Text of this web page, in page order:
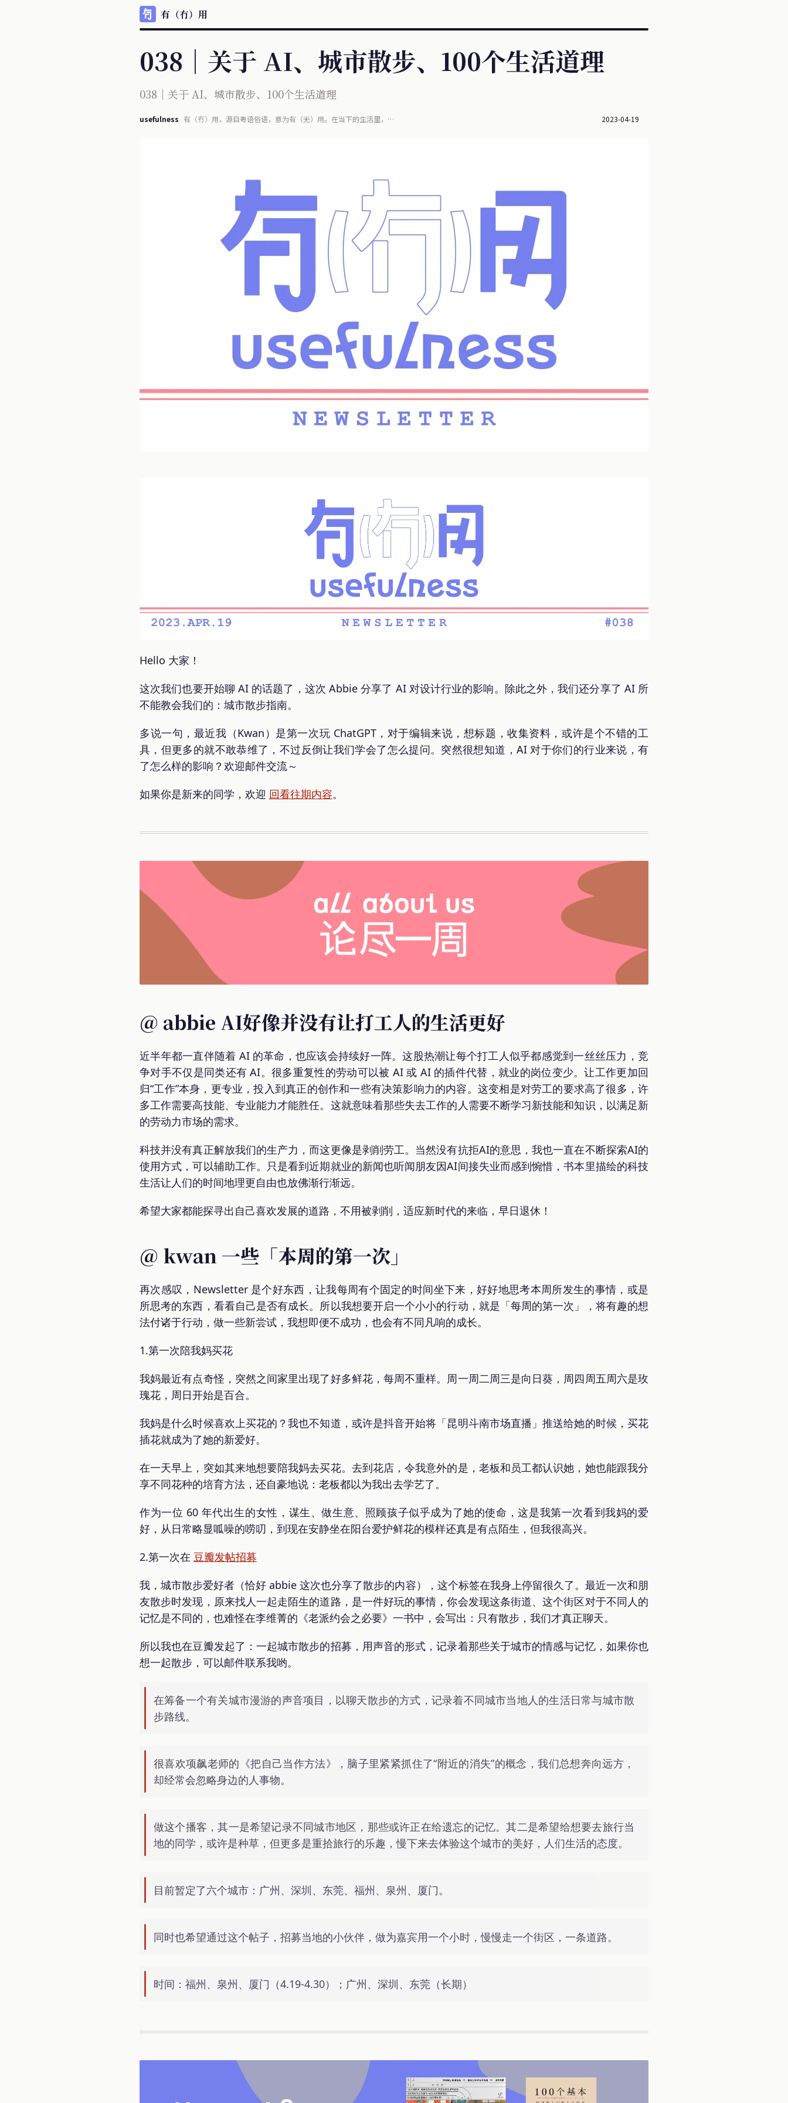
有（冇）用
038｜关于 AI、城市散步、100个生活道理
038｜关于 AI、城市散步、100个生活道理
usefulness 有（冇）用，源自粤语俗语，意为有（无）用。在当下的生活里，
2023-04-19
Hello 大家！
这次我们也要开始聊 AI 的话题了，这次 Abbie 分享了 AI 对设计行业的影响。除此之外，我们还分享了 AI 所
不能教会我们的：城市散步指南。
多说一句，最近我（Kwan）是第一次玩 ChatGPT，对于编辑来说，想标题，收集资料，或许是个不错的工
具，但更多的就不敢恭维了，不过反倒让我们学会了怎么提问。突然很想知道，AI 对于你们的行业来说，有
了怎么样的影响？欢迎邮件交流～
如果你是新来的同学，欢迎 回看往期内容。
@ abbie AI好像并没有让打工人的生活更好
近半年都一直伴随着 AI 的革命，也应该会持续好一阵。这股热潮让每个打工人似乎都感觉到一丝丝压力，竞
争对手不仅是同类还有 AI。很多重复性的劳动可以被 AI 或 AI 的插件代替，就业的岗位变少。让工作更加回
归“工作”本身，更专业，投入到真正的创作和一些有决策影响力的内容。这变相是对劳工的要求高了很多，许
多工作需要高技能、专业能力才能胜任。这就意味着那些失去工作的人需要不断学习新技能和知识，以满足新
的劳动力市场的需求。
科技并没有真正解放我们的生产力，而这更像是剥削劳工。当然没有抗拒AI的意思，我也一直在不断探索AI的
使用方式，可以辅助工作。只是看到近期就业的新闻也听闻朋友因AI间接失业而感到惋惜，书本里描绘的科技
生活让人们的时间地理更自由也放佛渐行渐远。
希望大家都能探寻出自己喜欢发展的道路，不用被剥削，适应新时代的来临，早日退休！
@ kwan 一些「本周的第一次」
再次感叹，Newsletter 是个好东西，让我每周有个固定的时间坐下来，好好地思考本周所发生的事情，或是
所思考的东西，看看自己是否有成长。所以我想要开启一个小小的行动，就是「每周的第一次」，将有趣的想
法付诸于行动，做一些新尝试，我想即便不成功，也会有不同凡响的成长。
1.第一次陪我妈买花
我妈最近有点奇怪，突然之间家里出现了好多鲜花，每周不重样。周一周二周三是向日葵，周四周五周六是玫
瑰花，周日开始是百合。
我妈是什么时候喜欢上买花的？我也不知道，或许是抖音开始将「昆明斗南市场直播」推送给她的时候，买花
插花就成为了她的新爱好。
在一天早上，突如其来地想要陪我妈去买花。去到花店，令我意外的是，老板和员工都认识她，她也能跟我分
享不同花种的培育方法，还自豪地说：老板都以为我出去学艺了。
作为一位 60 年代出生的女性，谋生、做生意、照顾孩子似乎成为了她的使命，这是我第一次看到我妈的爱
好，从日常略显呱噪的唠叨，到现在安静坐在阳台爱护鲜花的模样还真是有点陌生，但我很高兴。
2.第一次在 豆瓣发帖招募
我，城市散步爱好者（恰好 abbie 这次也分享了散步的内容），这个标签在我身上停留很久了。最近一次和朋
友散步时发现，原来找人一起走陌生的道路，是一件好玩的事情，你会发现这条街道、这个街区对于不同人的
记忆是不同的，也难怪在李维菁的《老派约会之必要》一书中，会写出：只有散步，我们才真正聊天。
所以我也在豆瓣发起了：一起城市散步的招募，用声音的形式，记录着那些关于城市的情感与记忆，如果你也
想一起散步，可以邮件联系我哟。
在筹备一个有关城市漫游的声音项目，以聊天散步的方式，记录着不同城市当地人的生活日常与城市散
步路线。
很喜欢项飙老师的《把自己当作方法》，脑子里紧紧抓住了“附近的消失”的概念，我们总想奔向远方，
却经常会忽略身边的人事物。
做这个播客，其一是希望记录不同城市地区，那些或许正在给遗忘的记忆。其二是希望给想要去旅行当
地的同学，或许是种草，但更多是重拾旅行的乐趣，慢下来去体验这个城市的美好，人们生活的态度。
目前暂定了六个城市：广州、深圳、东莞、福州、泉州、厦门。
同时也希望通过这个帖子，招募当地的小伙伴，做为嘉宾用一个小时，慢慢走一个街区，一条道路。
时间：福州、泉州、厦门（4.19-4.30）；广州、深圳、东莞（长期）